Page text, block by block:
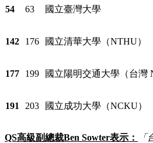
54 63 國立臺灣大學
142 176 國立清華大學（NTHU）
177 199 國立陽明交通大學（台灣
191 203 國立成功大學（NCKU）
QS高級副總裁Ben Sowter表示： 「